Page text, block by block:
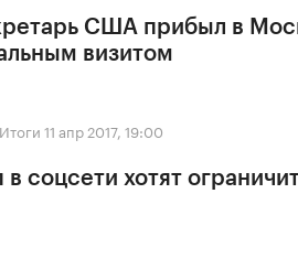
США прибыл в
визитом
11 апр 2017, 19:00
в соцсети хотят